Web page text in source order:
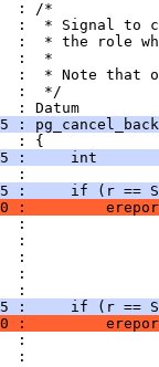
: /*
:  * Signal to
:  * the role
:  *
:  * Note that
:  */
: Datum
:
: {
:     int
:
:     if (r ==
:
:
:
:
:
:
:     if (r ==
:
:
: